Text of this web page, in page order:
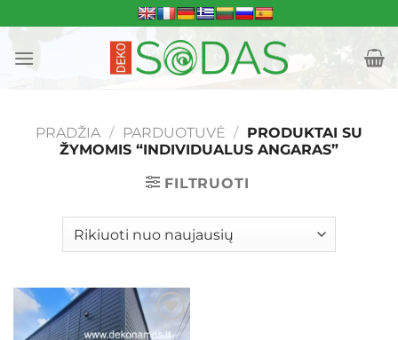
to
content
PRADŽIA / PARDUOTUVĖ / PRODUKTAI SU
ŽYMOMIS “INDIVIDUALUS ANGARAS”
FILTRUOTI
Mėgstamiausias